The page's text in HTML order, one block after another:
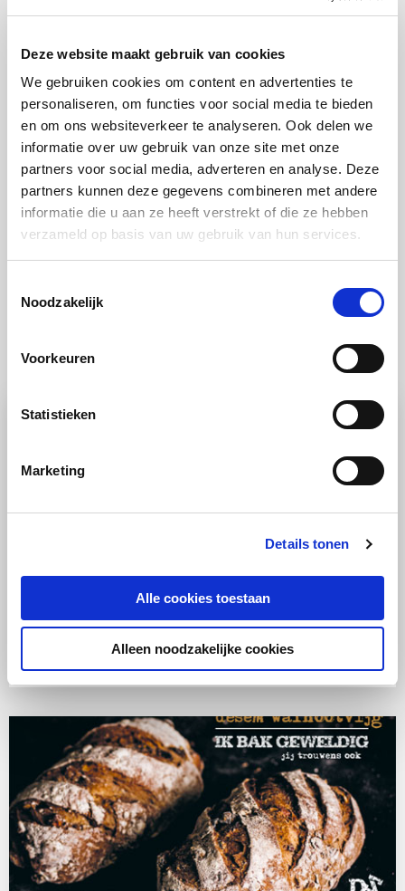
Deze website maakt gebruik van cookies
We gebruiken cookies om content en advertenties te
personaliseren, om functies voor social media te bieden
en om ons websiteverkeer te analyseren. Ook delen we
informatie over uw gebruik van onze site met onze
partners voor social media, adverteren en analyse. Deze
partners kunnen deze gegevens combineren met andere
informatie die u aan ze heeft verstrekt of die ze hebben
verzameld op basis van uw gebruik van hun services.
Noodzakelijk
Voorkeuren
Statistieken
Marketing
Details tonen
Alle cookies toestaan
Alleen noodzakelijke cookies
Controleer of het gaar is.
Stap 11:
Smelt ondertussen de 50 gram boter en smeer het
brood in met de gesmolten boter zodra het uit de
oven komt. Laat het vervolgens afkoelen.
Ook lekker
Beenham op brioche brood